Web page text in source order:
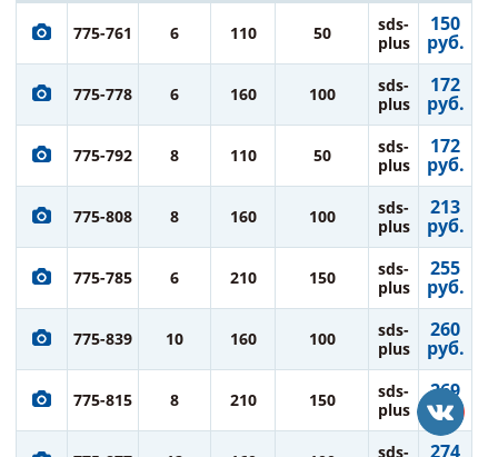
775-761 6 110 50
sds-
plus
150
руб.
775-778 6 160 100
sds-
plus
172
руб.
775-792 8 110 50
sds-
plus
172
руб.
775-808 8 160 100
sds-
plus
213
руб.
775-785 6 210 150
sds-
plus
255
руб.
775-839 10 160 100
sds-
plus
260
руб.
775-815 8 210 150
sds-
plus
269
руб.
sds-
274